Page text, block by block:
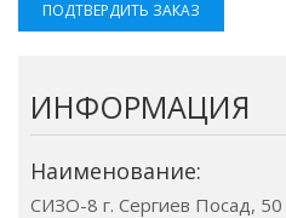
ПОДТВЕРДИТЬ ЗАКАЗ
ИНФОРМАЦИЯ
Наименование:
СИЗО-8 г. Сергиев Посад, 50